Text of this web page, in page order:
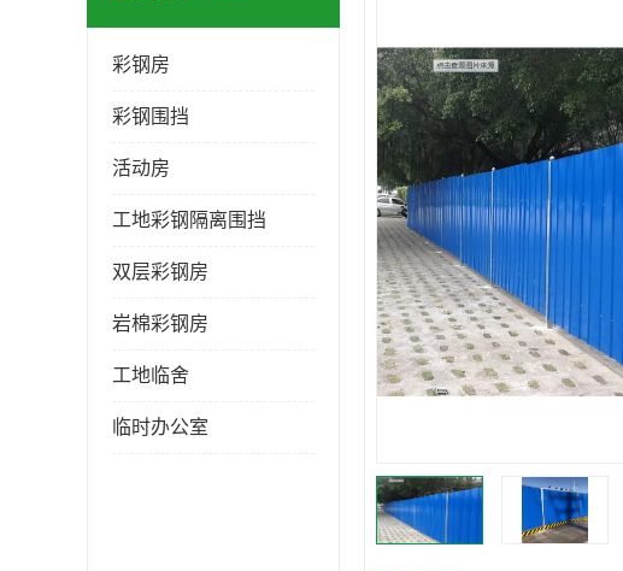
彩钢房
彩钢围挡
活动房
工地彩钢隔离围挡
双层彩钢房
岩棉彩钢房
工地临舍
临时办公室